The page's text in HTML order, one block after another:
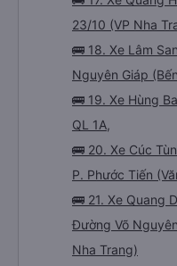
23/10 (VP Nha
🚌 18. Xe Lâm
Nguyên Giáp
🚌 19. Xe Hùng
QL 1A,
🚌 20. Xe Cúc
P. Phước Tiến
🚌 21. Xe Quang
Đường Võ
Nha Trang)